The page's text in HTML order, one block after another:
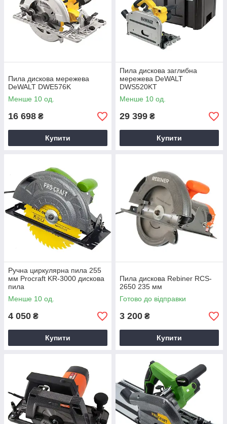
Пила дискова мережева
DeWALT DWE576K
Менше 10 од.
16 698 ₴
Купити
Пила дискова заглибна
мережева DeWALT
DWS520KT
Менше 10 од.
29 399 ₴
Купити
Ручна циркулярна пила 255
мм Procraft KR-3000 дискова
пила
Менше 10 од.
4 050 ₴
Купити
Пила дискова Rebiner RCS-
2650 235 мм
Готово до відправки
3 200 ₴
Купити